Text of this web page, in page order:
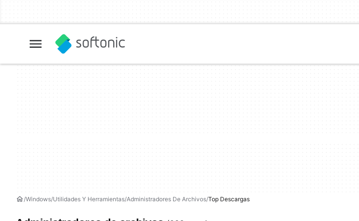
Windows Utilidades Y Herramientas Administradores De Archivos Top Descargas